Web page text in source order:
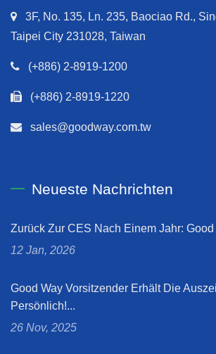
3F, No. 135, Ln. 235, Baociao Rd.,
Taipei City 231028, Taiwan
(+886) 2-8919-1200
(+886) 2-8919-1220
sales@goodway.com.tw
Neueste Nachrichten
Zurück Zur CES Nach Einem Jahr: Good
12 Jan, 2026
Good Way Vorsitzender Erhält Die
Persönlich!...
26 Nov, 2025